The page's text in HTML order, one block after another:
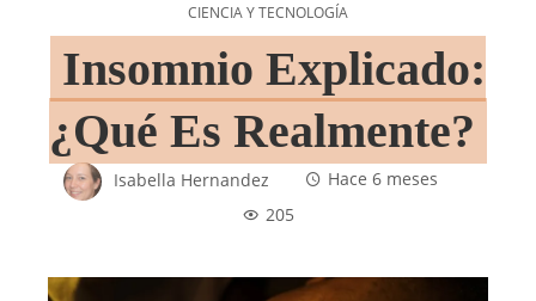
CIENCIA Y TECNOLOGÍA
Insomnio Explicado:
¿Qué Es Realmente?
Isabella Hernandez
Hace 6 meses
205